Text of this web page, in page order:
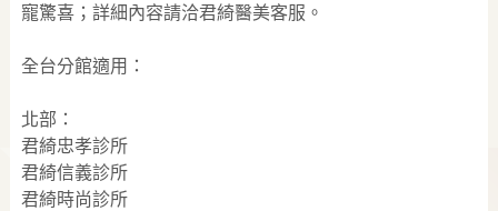
寵驚喜；詳細內容請洽君綺醫美客服。
全台分館適用：
北部：
君綺忠孝診所
君綺信義診所
君綺時尚診所